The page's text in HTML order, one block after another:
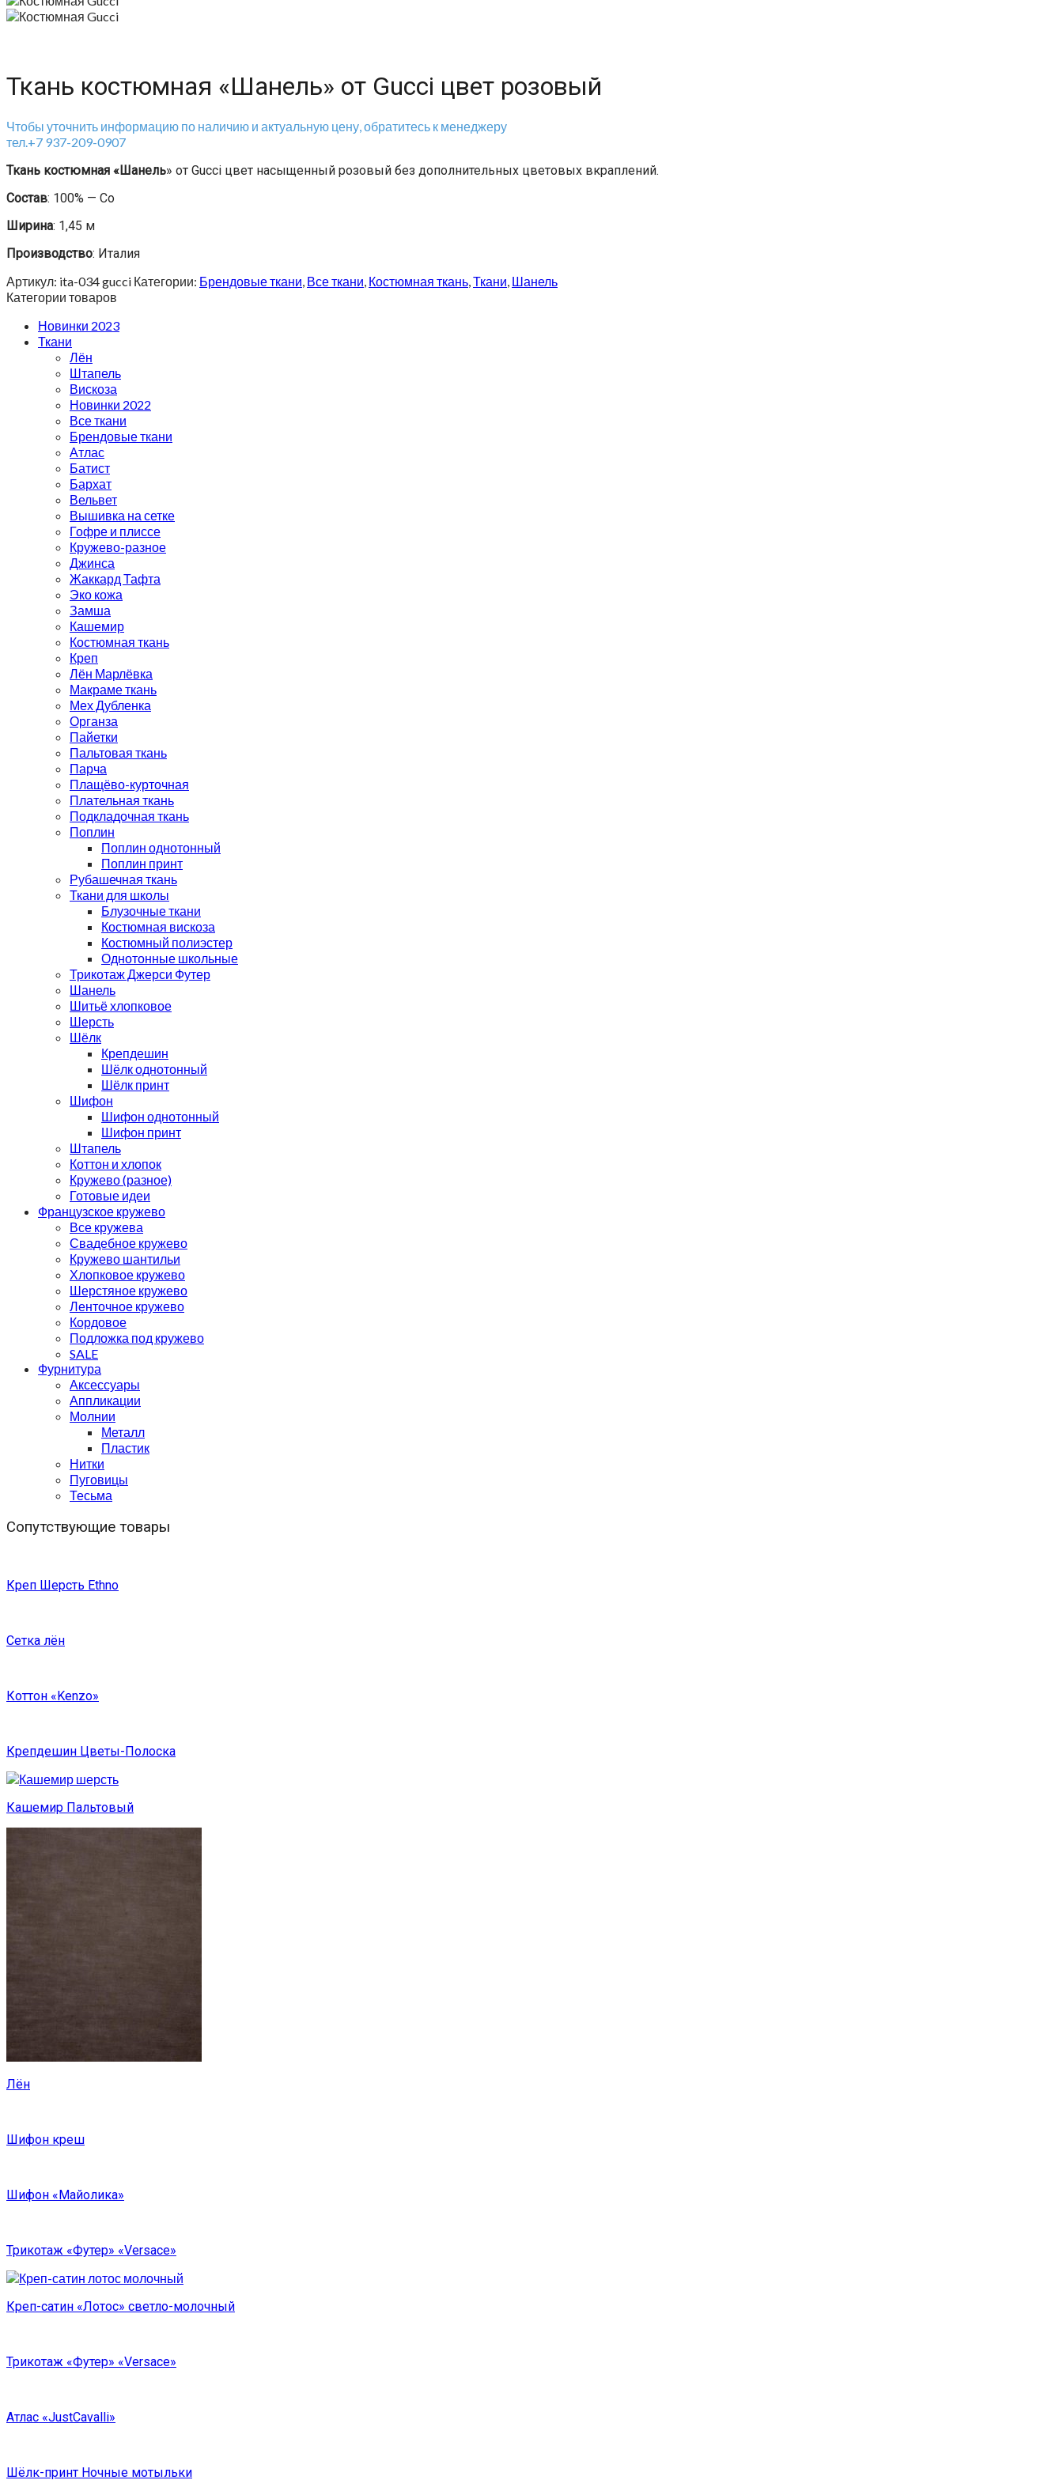
Ткань костюмная «Шанель» от Gucci цвет розовый
Чтобы уточнить информацию по наличию и актуальную цену, обратитесь к менеджеру
тел.+7 937-209-0907
Ткань костюмная «Шанель» от Gucci цвет насыщенный розовый без дополнительных цветовых вкраплений.
Состав: 100% — Co
Ширина: 1,45 м
Производство: Италия
Артикул: ita-034 gucci Категории: Брендовые ткани, Все ткани, Костюмная ткань,Ткани, Шанель
Категории товаров
Новинки 2023
Ткани
Лён
Штапель
Вискоза
Новинки 2022
Все ткани
Брендовые ткани
Атлас
Батист
Бархат
Вельвет
Вышивка на сетке
Гофре и плиссе
Кружево-разное
Джинса
Жаккард Тафта
Эко кожа
Замша
Кашемир
Костюмная ткань
Креп
Лён Марлёвка
Макраме ткань
Мех Дубленка
Органза
Пайетки
Пальтовая ткань
Парча
Плащёво-курточная
Плательная ткань
Подкладочная ткань
Поплин
Поплин однотонный
Поплин принт
Рубашечная ткань
Ткани для школы
Блузочные ткани
Костюмная вискоза
Костюмный полиэстер
Однотонные школьные
Трикотаж Джерси Футер
Шанель
Шитьё хлопковое
Шерсть
Шёлк
Крепдешин
Шёлк однотонный
Шёлк принт
Шифон
Шифон однотонный
Шифон принт
Штапель
Коттон и хлопок
Кружево (разное)
Готовые идеи
Французское кружево
Все кружева
Свадебное кружево
Кружево шантильи
Хлопковое кружево
Шерстяное кружево
Ленточное кружево
Кордовое
Подложка под кружево
SALE
Фурнитура
Аксессуары
Аппликации
Молнии
Металл
Пластик
Нитки
Пуговицы
Тесьма
Сопутствующие товары
Креп Шерсть Ethno
Сетка лён
Коттон «Kenzo»
Крепдешин Цветы-Полоска
Кашемир Пальтовый
Лён
Шифон креш
Шифон «Майолика»
Трикотаж «Футер» «Versace»
Креп-сатин «Лотос» светло-молочный
Трикотаж «Футер» «Versace»
Атлас «JustCavalli»
Шёлк-принт Ночные мотыльки